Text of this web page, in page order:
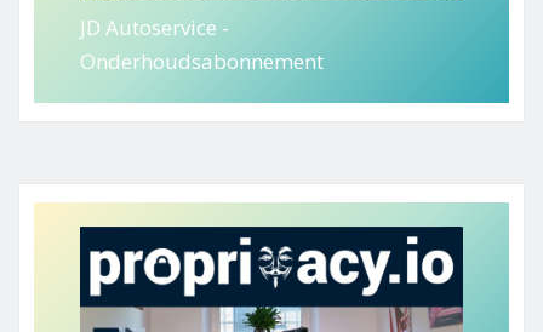
JD Autoservice -
Onderhoudsabonnement